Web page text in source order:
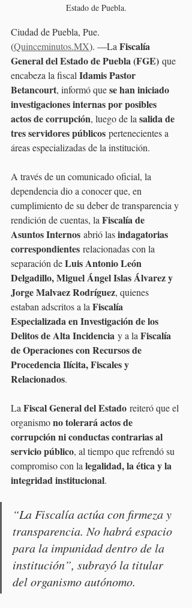
Estado de Puebla.
Ciudad de Puebla, Pue.
(Quinceminutos.MX). —La Fiscalía
General del Estado de Puebla (FGE) que
encabeza la fiscal Idamis Pastor
Betancourt, informó que se han iniciado
investigaciones internas por posibles
actos de corrupción, luego de la salida de
tres servidores públicos pertenecientes a
áreas especializadas de la institución.
A través de un comunicado oficial, la
dependencia dio a conocer que, en
cumplimiento de su deber de transparencia y
rendición de cuentas, la Fiscalía de
Asuntos Internos abrió las indagatorias
correspondientes relacionadas con la
separación de Luis Antonio León
Delgadillo, Miguel Ángel Islas Álvarez y
Jorge Malvaez Rodríguez, quienes
estaban adscritos a la Fiscalía
Especializada en Investigación de los
Delitos de Alta Incidencia y a la Fiscalía
de Operaciones con Recursos de
Procedencia Ilícita, Fiscales y
Relacionados.
La Fiscal General del Estado reiteró que el
organismo no tolerará actos de
corrupción ni conductas contrarias al
servicio público, al tiempo que refrendó su
compromiso con la legalidad, la ética y la
integridad institucional.
“La Fiscalía actúa con firmeza y
transparencia. No habrá espacio
para la impunidad dentro de la
institución”, subrayó la titular
del organismo autónomo.